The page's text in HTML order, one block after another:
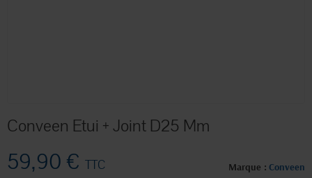
Conveen Etui + Joint D25 Mm
Marque : Conveen
59,90 € TTC